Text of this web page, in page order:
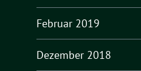
Februar 2019
Dezember 2018